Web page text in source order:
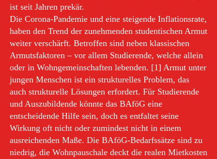
ist seit Jahren prekär.
Die Corona-Pandemie und eine steigende Inflationsrate,
haben den Trend der zunehmenden studentischen Armut
weiter verschärft. Betroffen sind neben klassischen
Armutsfaktoren – vor allem Studierende, welche allein
oder in Wohngemeinschaften lebenden. [1] Armut unter
jungen Menschen ist ein strukturelles Problem, das
auch strukturelle Lösungen erfordert. Für Studierende
und Auszubildende könnte das BAföG eine
entscheidende Hilfe sein, doch es entfaltet seine
Wirkung oft nicht oder zumindest nicht in einem
ausreichenden Maße. Die BAföG-Bedarfssätze sind zu
niedrig, die Wohnpauschale deckt die realen Mietkosten